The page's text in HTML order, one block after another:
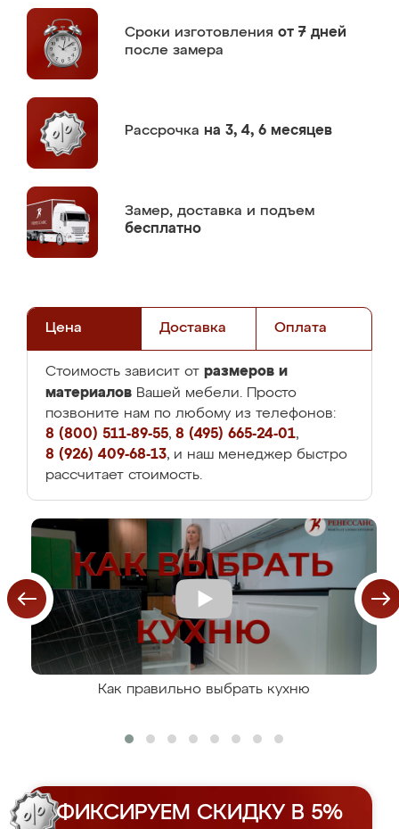
Сроки изготовления от 7 дней
после замера
Рассрочка на 3, 4, 6 месяцев
Замер, доставка и подъем
бесплатно
Цена Доставка Оплата
Стоимость зависит от размеров и
материалов Вашей мебели. Просто
позвоните нам по любому из телефонов:
8 (800) 511-89-55, 8 (495) 665-24-01,
8 (926) 409-68-13, и наш менеджер быстро
рассчитает стоимость.
Как правильно выбрать кухню
ФИКСИРУЕМ СКИДКУ В 5%